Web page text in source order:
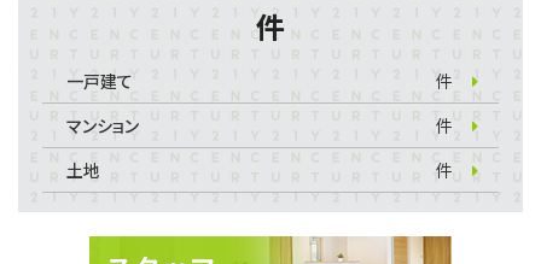
件
一戸建て
件
マンション
件
土地
件